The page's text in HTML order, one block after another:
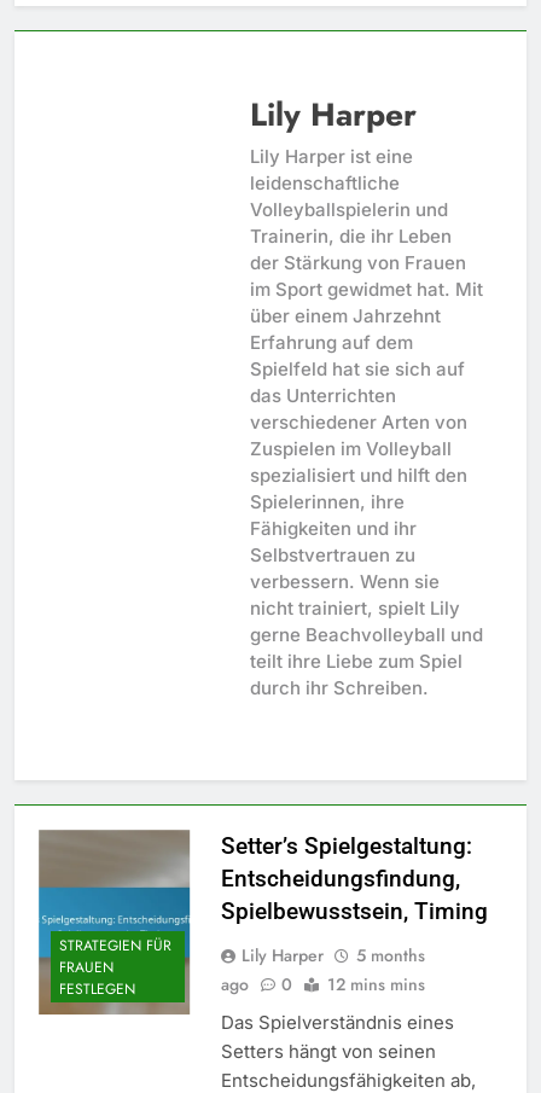
Lily Harper
Lily Harper ist eine
leidenschaftliche
Volleyballspielerin und
Trainerin, die ihr Leben
der Stärkung von Frauen
im Sport gewidmet hat. Mit
über einem Jahrzehnt
Erfahrung auf dem
Spielfeld hat sie sich auf
das Unterrichten
verschiedener Arten von
Zuspielen im Volleyball
spezialisiert und hilft den
Spielerinnen, ihre
Fähigkeiten und ihr
Selbstvertrauen zu
verbessern. Wenn sie
nicht trainiert, spielt Lily
gerne Beachvolleyball und
teilt ihre Liebe zum Spiel
durch ihr Schreiben.
STRATEGIEN FÜR
FRAUEN
FESTLEGEN
Setter’s Spielgestaltung:
Entscheidungsfindung,
Spielbewusstsein, Timing
Lily Harper
5 months
ago
0 12 mins mins
Das Spielverständnis eines
Setters hängt von seinen
Entscheidungsfähigkeiten ab,